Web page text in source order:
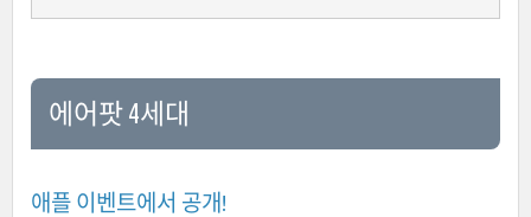
에어팟 4세대
애플 이벤트에서 공개!